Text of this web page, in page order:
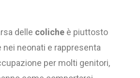
delle coliche è piuttosto
neonati e rappresenta
per molti genitori,